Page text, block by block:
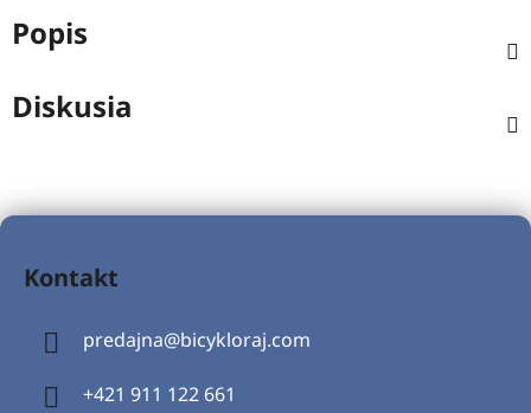
Popis
Diskusia
Z
Kontakt
predajna@bicykloraj.com
+421 911 122 661